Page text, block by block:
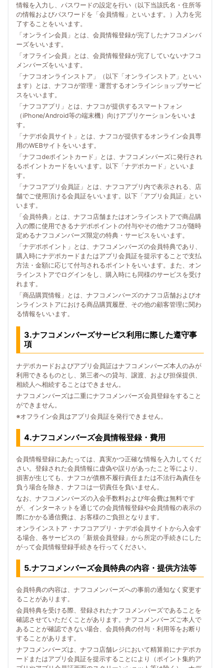
情報を入力し、パスワードの設定を行い（以下当該氏名・住所等
の情報およびパスワードを「会員情報」といいます。）入力を完
了することをいいます。
「オンライン会員」とは、会員情報登録が完了したナフコメンバ
ーズをいいます。
「オフライン会員」とは、会員情報登録が完了していないナフコ
メンバーズをいいます。
「ナフコオンラインストア」（以下「オンラインストア」といい
ます）とは、ナフコが管理・運営するオンラインショップサービ
スをいいます。
「ナフコアプリ」とは、ナフコが提供するスマートフォン
（iPhone/Android等の端末機）向けアプリケーションをいいま
す。
「ナデポ会員サイト」とは、ナフコが提供するオンライン会員専
用のWEBサイトをいいます。
「ナフコdeポイントカード」とは、ナフコメンバーズに発行され
るポイントカードをいいます。以下「ナデポカード」といいま
す。
「ナフコアプリ会員証」とは、ナフコアプリ内で表示される、店
舗でご使用頂ける会員証をいいます。以下「アプリ会員証」とい
います。
「会員特典」とは、ナフコ店舗またはオンラインストアで商品購
入の際に使用できるナデポポイントの付与やその他ナフコが随時
定めるナフコメンバーズ限定の特典・サービスをいいます。
「ナデポポイント」とは、ナフコメンバーズの会員特典であり、
購入時にナデポカードまたはアプリ会員証を提示することで支払
方法・金額に応じて付与されるポイントをいいます。また、オン
ラインストアでログインをし、購入時にも同様のサービスを受け
れます。
「商品購買情報」とは、ナフコメンバーズのナフコ店舗およびオ
ンラインストアにおける商品購買履歴、その他の顧客管理に関わ
る情報をいいます。
3.ナフコメンバーズサービス利用に際した遵守事
項
ナデポカードおよびアプリ会員証はナフコメンバーズ本人のみが
利用できるものとし、第三者への貸与、譲渡、および担保提供、
相続人へ相続することはできません。
ナフコメンバーズは二重にナフコメンバーズ会員登録をすること
ができません。
※オフライン会員はアプリ会員証を発行できません。
4.ナフコメンバーズ会員情報登録・費用
会員情報登録にあたっては、真実かつ正確な情報を入力してくだ
さい。登録された会員情報に虚偽や誤りがあったこと等により、
損害が生じても、ナフコが債務不履行責任または不法行為責任を
負う場合を除き、ナフコは一切責任を負いません。
なお、ナフコメンバーズの入会手数料および年会費は無料です
が、インターネットを通じての会員情報登録や会員情報の表示の
際にかかる通信費は、お客様のご負担となります。
オンラインストア・ナフコアプリ・ナデポ会員サイトから入会す
る場合、各サービスの「新規会員登録」から所定の手続きにした
がって会員情報登録手続きを行ってください。
5.ナフコメンバーズ会員特典の内容・提供方法等
会員特典の内容は、ナフコメンバーズへの事前の通知なく変更す
ることがあります。
会員特典を受ける際、登録されたナフコメンバーズであることを
確認させていただくことがあります。ナフコメンバーズご本人で
あることが確認できない場合、会員特典の付与・利用等をお断り
することがあります。
ナフコメンバーズは、ナフコ店舗レジにおいて精算前にナデポカ
ードまたはアプリ会員証を提示することにより（ポイント集約ア